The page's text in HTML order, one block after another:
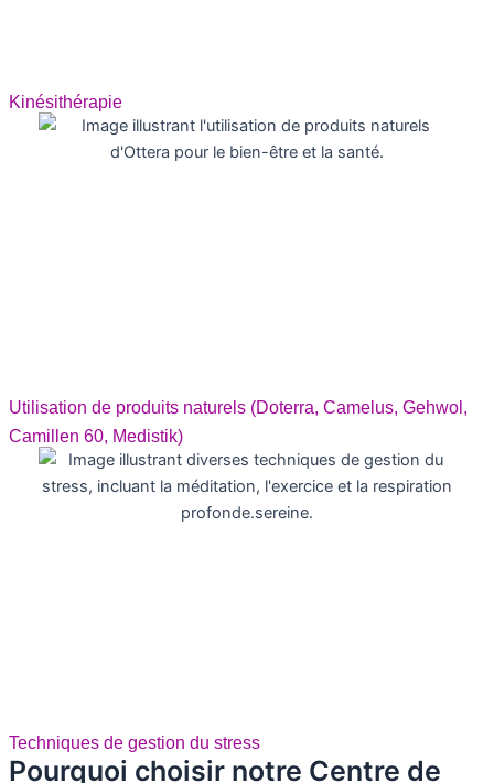
Kinésithérapie
Utilisation de produits naturels (Doterra, Camelus, Gehwol,
Camillen 60, Medistik)
Techniques de gestion du stress
Pourquoi choisir notre Centre de